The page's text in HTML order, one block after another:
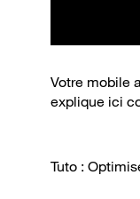
Votre mobile
explique ici
Tuto :